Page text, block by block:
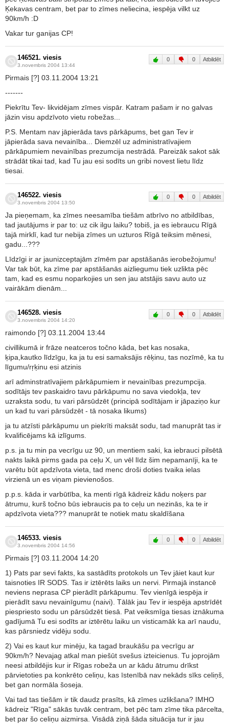
Ķekavas centram, bet par to zīmes neliecina, iespēja vilkt uz
90km/h :D
Vakar tur ganijas CP!
146521. viesis
3.novembris 2004 13:44
0 0 Atbildēt
Pirmais [?] 03.11.2004 13:21
-------
Piekrītu Tev- likvidējam zīmes vispār. Katram pašam ir no galvas
jāzin visu apdzīvoto vietu robežas...
P.S. Mentam nav jāpierāda tavs pārkāpums, bet gan Tev ir
jāpierāda sava nevainība... Diemzēl uz administratīvajiem
pārkāpumiem nevainības prezumcija nestrādā. Pareizāk sakot sāk
strādāt tikai tad, kad Tu jau esi sodīts un gribi novest lietu līdz
tiesai.
146522. viesis
3.novembris 2004 13:50
0 0 Atbildēt
Ja pieņemam, ka zīmes neesamība tiešām atbrīvo no atbildības,
tad jautājums ir par to: uz cik ilgu laiku? tobiš, ja es iebraucu Rīgā
tajā mirklī, kad tur nebija zīmes un uzturos Rīgā teiksim mēnesi,
gadu...???
Līdzīgi ir ar jaunizceptajām zīmēm par apstāšanās ierobežojumu!
Var tak būt, ka zīme par apstāšanās aizliegumu tiek uzlikta pēc
tam, kad es esmu noparkojies un sen jau atstājis savu auto uz
vairākām dienām...
146528. viesis
3.novembris 2004 14:20
0 0 Atbildēt
raimondo [?] 03.11.2004 13:44
civillikumā ir frāze neatceros točno kāda, bet kas nosaka,
ķipa,kautko līdzīgu, ka ja tu esi samaksājis rēķinu, tas nozīmē, ka tu
līgumu/rŗķinu esi atzinis
arī adminstratīvajiem pārkāpumiem ir nevainības prezumpcija.
sodītājs tev paskaidro tavu pārkāpumu no sava viedokļa, tev
uzraksta sodu, tu vari pārsūdzēt (principā sodītājam ir jāpaziņo kur
un kad tu vari pārsūdzēt - tā nosaka likums)
ja tu atzīsti pārkāpumu un piekrīti maksāt sodu, tad manuprāt tas ir
kvalificējams kā izlīgums.
p.s. ja tu min pa vecrīgu uz 90, un mentiem saki, ka iebrauci pilsētā
nakts laikā pirms gada pa ceļu X, un vēl līdz šim nepamanīji, ka te
varētu būt apdzīvota vieta, tad menc droši doties tvaika ielas
virzienā un es viņam pievienošos.
p.p.s. kāda ir varbūtība, ka menti rīgā kādreiz kādu noķers par
ātrumu, kurš točno būs iebraucis pa to ceļu un nezinās, ka te ir
apdzīvota vieta??? manuprāt te notiek matu skaldīšana
146533. viesis
3.novembris 2004 14:56
0 0 Atbildēt
Pirmais [?] 03.11.2004 14:20
1) Pats par sevi fakts, ka sastādīts protokols un Tev jāiet kaut kur
taisnoties IR SODS. Tas ir iztērēts laiks un nervi. Pirmajā instancē
neviens neprasa CP pierādīt pārkāpumu. Tev vienīgā iespēja ir
pierādīt savu nevainīgumu (naivi). Tālāk jau Tev ir iespēja apstrīdēt
piespriesto sodu un pārsūdzēt tiesā. Pat veiksmīga tiesas iznākuma
gadījumā Tu esi sodīts ar iztērētu laiku un visticamāk ka arī naudu,
kas pārsniedz vidēju sodu.
2) Vai es kaut kur minēju, ka tagad braukāšu pa vecrīgu ar
90km/h? Nevajag atkal man piešūt svešus izteicienus. Tu joprojām
neesi atbildējis kur ir Rīgas robeža un ar kādu ātrumu drīkst
pārvietoties pa konkrēto celiņu, kas īstenībā nav nekāds sīks celiņš,
bet gan normāla šoseja.
Vai tad tas tiešām ir tik daudz prasīts, kā zīmes uzlikšana? IMHO
kādreiz "Rīga" sākās tuvāk centram, bet pēc tam zīme tika pārcelta,
bet par šo celiņu aizmirsa. Visādā ziņā šāda situācija tur ir jau